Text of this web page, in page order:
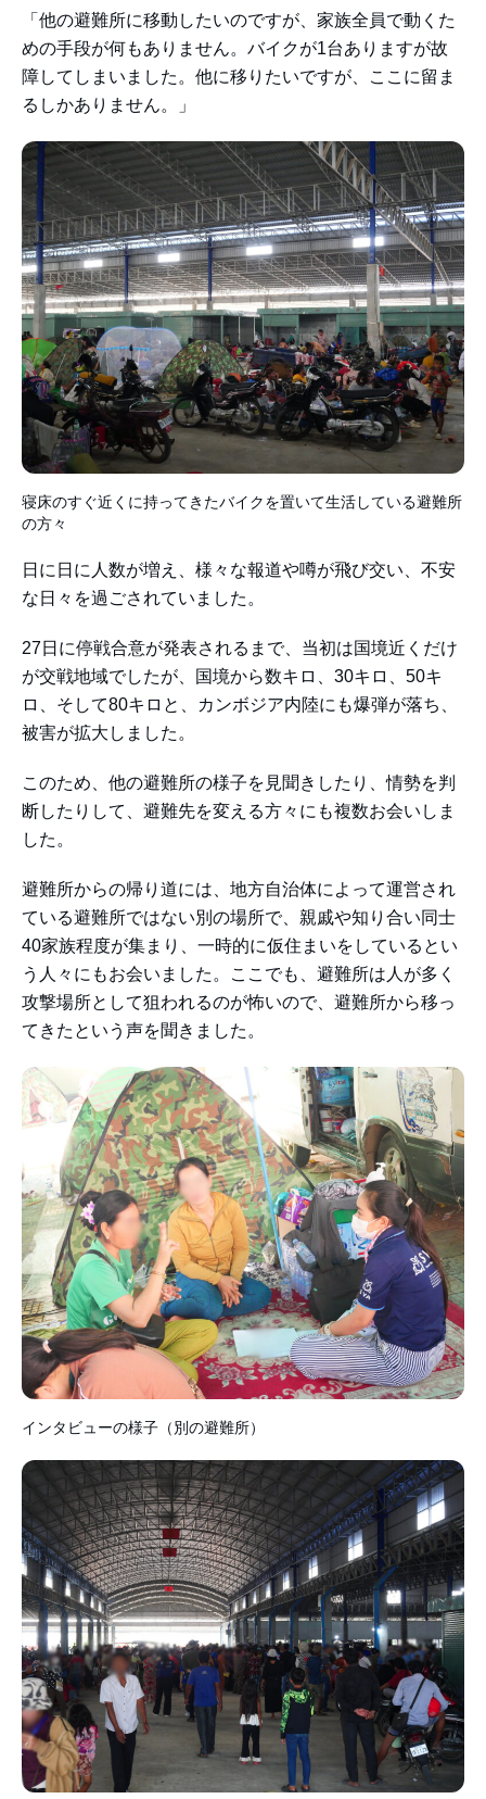
「他の避難所に移動したいのですが、家族全員で動くた
めの手段が何もありません。バイクが1台ありますが故
障してしまいました。他に移りたいですが、ここに留ま
るしかありません。」
寝床のすぐ近くに持ってきたバイクを置いて生活している避難所
の方々
日に日に人数が増え、様々な報道や噂が飛び交い、不安
な日々を過ごされていました。
27日に停戦合意が発表されるまで、当初は国境近くだけ
が交戦地域でしたが、国境から数キロ、30キロ、50キ
ロ、そして80キロと、カンボジア内陸にも爆弾が落ち、
被害が拡大しました。
このため、他の避難所の様子を見聞きしたり、情勢を判
断したりして、避難先を変える方々にも複数お会いしま
した。
避難所からの帰り道には、地方自治体によって運営され
ている避難所ではない別の場所で、親戚や知り合い同士
40家族程度が集まり、一時的に仮住まいをしているとい
う人々にもお会いました。ここでも、避難所は人が多く
攻撃場所として狙われるのが怖いので、避難所から移っ
てきたという声を聞きました。
インタビューの様子（別の避難所）